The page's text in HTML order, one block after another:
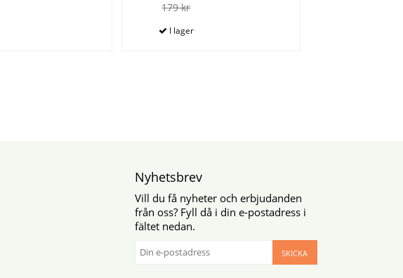
179 kr
Nyhetsbrev
Vill du få nyheter och erbjudanden
från oss? Fyll då i din e-postadress i
fältet nedan.
SKICKA